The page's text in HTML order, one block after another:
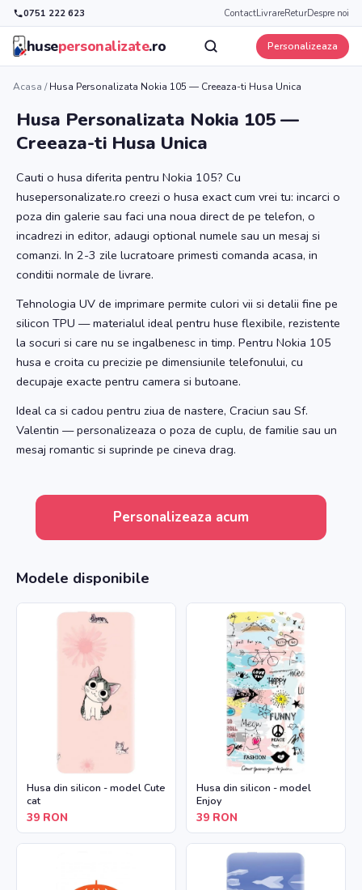
0751 222 623 ContactLivrareReturDespre noi
husepersonalizate.ro Personalizeaza
Acasa /Husa Personalizata Nokia 105 — Creeaza-ti Husa Unica
Husa Personalizata Nokia 105 —
Creeaza-ti Husa Unica
Cauti o husa diferita pentru Nokia 105? Cu
husepersonalizate.ro creezi o husa exact cum vrei tu: incarci o
poza din galerie sau faci una noua direct de pe telefon, o
incadrezi in editor, adaugi optional numele sau un mesaj si
comanzi. In 2-3 zile lucratoare primesti comanda acasa, in
conditii normale de livrare.
Tehnologia UV de imprimare permite culori vii si detalii fine pe
silicon TPU — materialul ideal pentru huse flexibile, rezistente
la socuri si care nu se ingalbenesc in timp. Pentru Nokia 105
husa e croita cu precizie pe dimensiunile telefonului, cu
decupaje exacte pentru camera si butoane.
Ideal ca si cadou pentru ziua de nastere, Craciun sau Sf.
Valentin — personalizeaza o poza de cuplu, de familie sau un
mesaj romantic si suprinde pe cineva drag.
Personalizeaza acum
Modele disponibile
Husa din silicon - model Cute
cat
39 RON
Husa din silicon - model
Enjoy
39 RON